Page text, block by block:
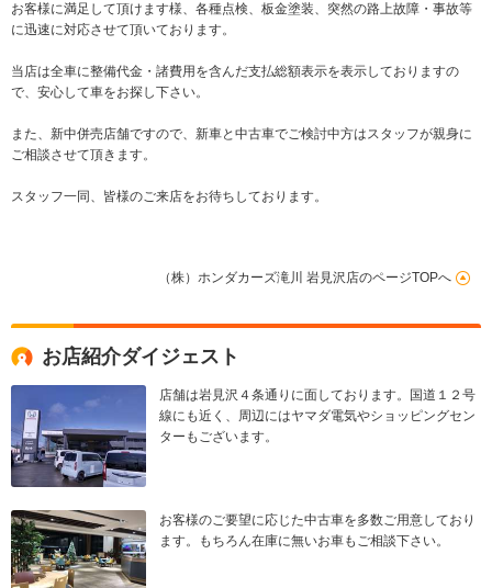
お客様に満足して頂けます様、各種点検、板金塗装、突然の路上故障・事故等
に迅速に対応させて頂いております。
当店は全車に整備代金・諸費用を含んだ支払総額表示を表示しておりますの
で、安心して車をお探し下さい。
また、新中併売店舗ですので、新車と中古車でご検討中方はスタッフが親身に
ご相談させて頂きます。
スタッフ一同、皆様のご来店をお待ちしております。
（株）ホンダカーズ滝川 岩見沢店のページTOPへ
お店紹介ダイジェスト
店舗は岩見沢４条通りに面しております。国道１２号
線にも近く、周辺にはヤマダ電気やショッピングセン
ターもございます。
お客様のご要望に応じた中古車を多数ご用意しており
ます。もちろん在庫に無いお車もご相談下さい。